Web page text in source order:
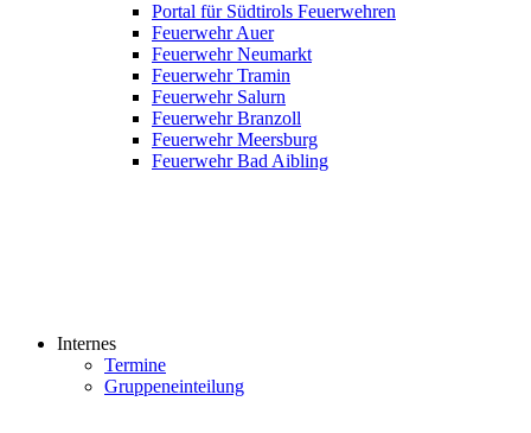
Portal für Südtirols Feuerwehren
Feuerwehr Auer
Feuerwehr Neumarkt
Feuerwehr Tramin
Feuerwehr Salurn
Feuerwehr Branzoll
Feuerwehr Meersburg
Feuerwehr Bad Aibling
Internes
Termine
Gruppeneinteilung